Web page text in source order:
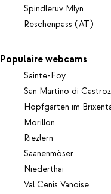
Spindleruv Mlyn
Reschenpass (AT)
Populaire webcams
Sainte-Foy
San Martino di
Hopfgarten im
Morillon
Riezlern
Saanenmöser
Niederthai
Val Cenis Vanoise